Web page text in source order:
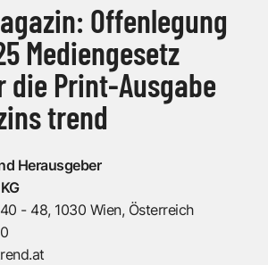
Offenlegung
Mediengesetz
die Print-Ausgabe
trend
Herausgeber
- 48, 1030 Wien, Österreich